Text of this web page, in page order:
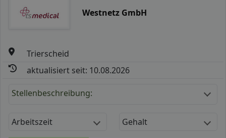
Westnetz GmbH
Trierscheid
aktualisiert seit: 10.08.2026
Stellenbeschreibung:
Arbeitszeit Gehalt